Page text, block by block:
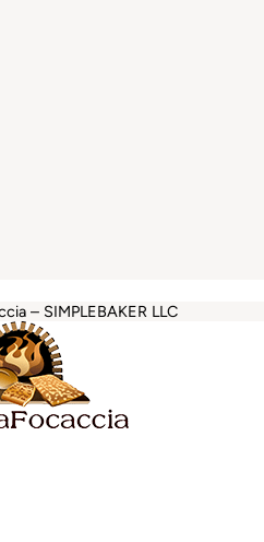
– SIMPLEBAKER LLC
casibom giriş